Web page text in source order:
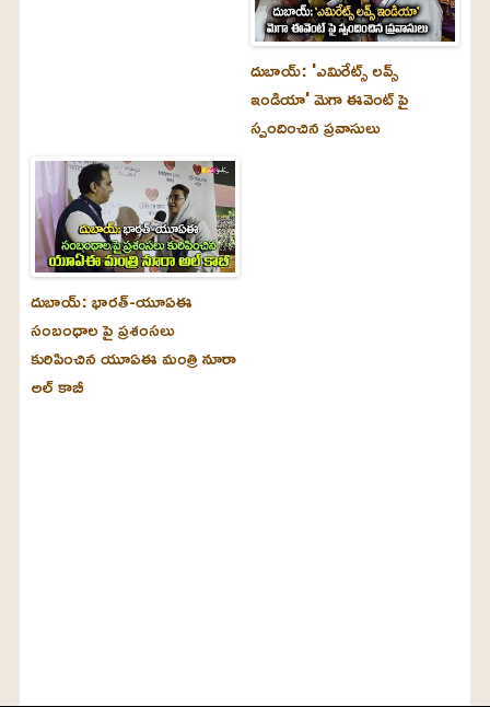
దుబాయ్‌: 'ఎమిరేట్స్ లవ్స్
ఇండియా' మెగా ఈవెంట్ పై
స్పందించిన ప్రవాసులు
దుబాయ్‌: భారత్-యూఏఈ
సంబంధాల పై ప్రశంసలు
కురిపించిన యూఏఈ మంత్రి నూరా
అల్‌ కాబీ